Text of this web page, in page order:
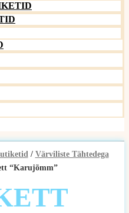
/ Värviliste Tähtedega
“Karujõmm”